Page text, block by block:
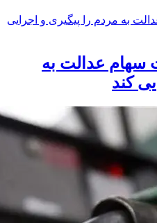
سهام عدالت به
کند